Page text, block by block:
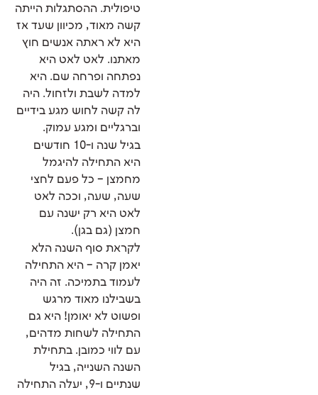
טיפולית. ההסתגלות הייתה
קשה מאוד, מכיוון שעד אז
היא לא ראתה אנשים חוץ
מאתנו. לאט לאט היא
נפתחה ופרחה שם. היא
למדה לשבת ולזחול. היה
לה קשה לחוש מגע בידיים
וברגליים ומגע עמוק.
בגיל שנה ו-10 חודשים
היא התחילה להיגמל
מחמצן – כל פעם לחצי
שעה, שעה, וככה לאט
לאט היא רק ישנה עם
חמצן (גם בגן).
לקראת סוף השנה הלא
יאמן קרה – היא התחילה
לעמוד בתמיכה. זה היה
בשבילנו מאוד מרגש
ופשוט לא יאומן! היא גם
התחילה לשחות מדהים,
עם לווי כמובן. בתחילת
השנה השנייה, בגיל
שנתיים ו-9, יעלה התחילה